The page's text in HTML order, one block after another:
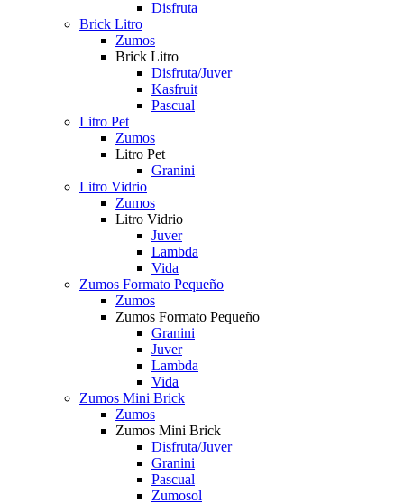
Disfruta
Brick Litro
Zumos
Brick Litro
Disfruta/Juver
Kasfruit
Pascual
Litro Pet
Zumos
Litro Pet
Granini
Litro Vidrio
Zumos
Litro Vidrio
Juver
Lambda
Vida
Zumos Formato Pequeño
Zumos
Zumos Formato Pequeño
Granini
Juver
Lambda
Vida
Zumos Mini Brick
Zumos
Zumos Mini Brick
Disfruta/Juver
Granini
Pascual
Zumosol